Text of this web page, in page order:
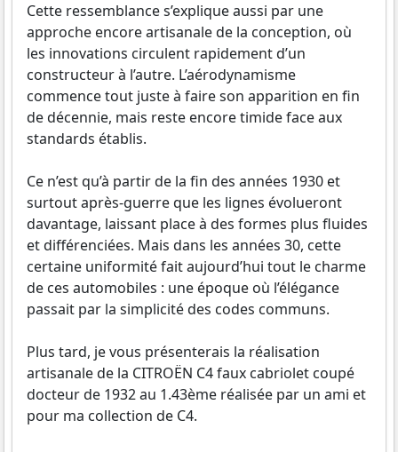
Cette ressemblance s’explique aussi par une
approche encore artisanale de la conception, où
les innovations circulent rapidement d’un
constructeur à l’autre. L’aérodynamisme
commence tout juste à faire son apparition en fin
de décennie, mais reste encore timide face aux
standards établis.
Ce n’est qu’à partir de la fin des années 1930 et
surtout après-guerre que les lignes évolueront
davantage, laissant place à des formes plus fluides
et différenciées. Mais dans les années 30, cette
certaine uniformité fait aujourd’hui tout le charme
de ces automobiles : une époque où l’élégance
passait par la simplicité des codes communs.
Plus tard, je vous présenterais la réalisation
artisanale de la CITROËN C4 faux cabriolet coupé
docteur de 1932 au 1.43ème réalisée par un ami et
pour ma collection de C4.